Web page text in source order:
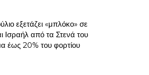
εξετάζει «μπλόκο» σε
Ισραήλ από τα Στενά του
έως 20% του φορτίου